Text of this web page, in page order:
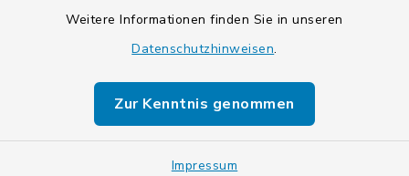
Weitere Informationen finden Sie in unseren
Datenschutzhinweisen.
Zur Kenntnis genommen
Impressum
Sitemap
Cookie-Einstellungen